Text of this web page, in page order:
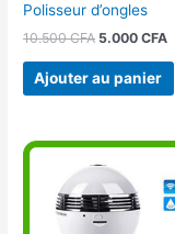
Polisseur d’ongles
10.500CFA 5.000CFA
Ajouter au panier